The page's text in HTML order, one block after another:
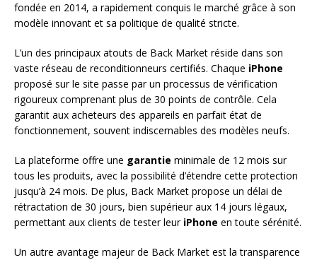
fondée en 2014, a rapidement conquis le marché grâce à son
modèle innovant et sa politique de qualité stricte.
L’un des principaux atouts de Back Market réside dans son
vaste réseau de reconditionneurs certifiés. Chaque iPhone
proposé sur le site passe par un processus de vérification
rigoureux comprenant plus de 30 points de contrôle. Cela
garantit aux acheteurs des appareils en parfait état de
fonctionnement, souvent indiscernables des modèles neufs.
La plateforme offre une garantie minimale de 12 mois sur
tous les produits, avec la possibilité d’étendre cette protection
jusqu’à 24 mois. De plus, Back Market propose un délai de
rétractation de 30 jours, bien supérieur aux 14 jours légaux,
permettant aux clients de tester leur iPhone en toute sérénité.
Un autre avantage majeur de Back Market est la transparence